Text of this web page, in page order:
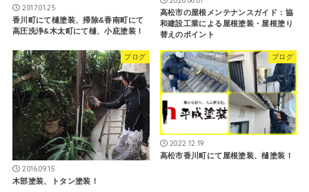
2017.01.25
香川町にて樋塗装、掃除&香南町にて
高圧洗浄&木太町にて樋、小庇塗装！
高松市の屋根メンテナンスガイド：協
和建設工業による屋根塗装・屋根塗り
替えのポイント
ブログ
2016.09.15
木部塗装、トタン塗装！
ブログ
2022.12.19
高松市香川町にて屋根塗装、樋塗装！